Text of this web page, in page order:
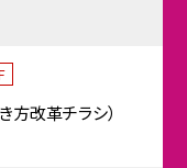
方改革チラシ）